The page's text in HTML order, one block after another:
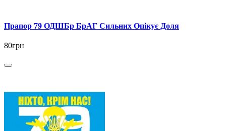
Прапор 79 ОДШБр БрАГ Сильних Опікує Доля
80грн